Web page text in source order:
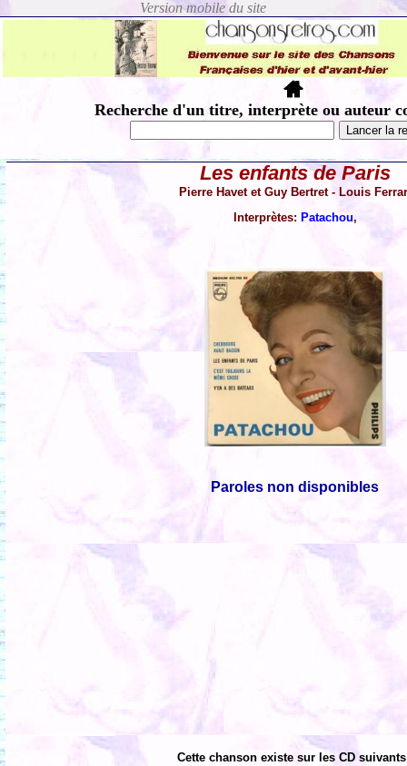
Recherche d'un titre, interprète ou auteur
Les enfants de Paris
Pierre Havet et Guy Bertret - Louis
Interprètes: Patachou,
Paroles non disponibles
Cette chanson existe sur les CD